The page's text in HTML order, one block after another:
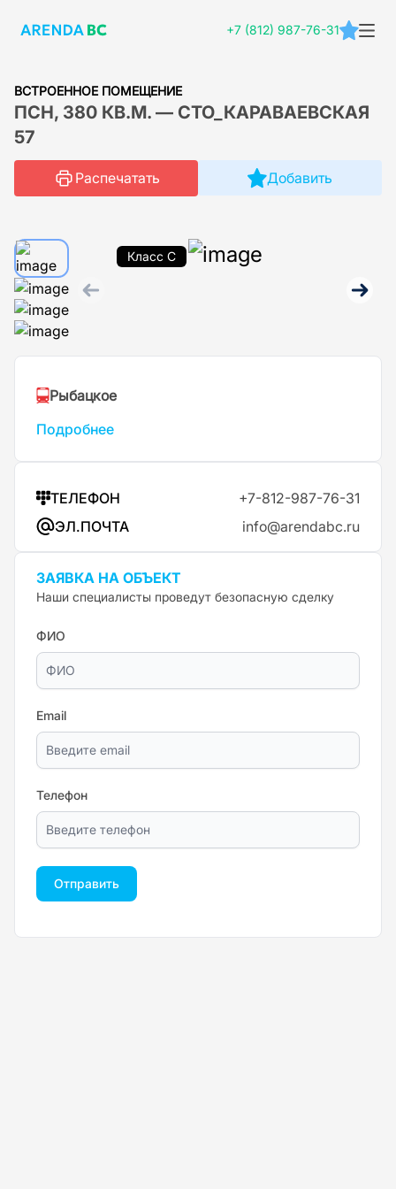
+7 (812) 987-76-31
ВСТРОЕННОЕ ПОМЕЩЕНИЕ
ПСН, 380 КВ.М. — СТО_КАРАВАЕВСКАЯ
57
Распечатать Добавить
Класс C
Рыбацкое
Подробнее
ТЕЛЕФОН
+7-812-987-76-31
ЭЛ.ПОЧТА
info@arendabc.ru
ЗАЯВКА НА ОБЪЕКТ
Наши специалисты проведут безопасную сделку
ФИО
Email
Телефон
Отправить